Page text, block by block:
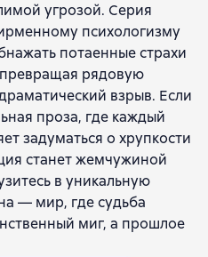
угрозой. Серия
психологизму
потаенные страхи
рядовую
взрыв. Если
проза, где каждый
задуматься о хрупкости
станет жемчужиной
в уникальную
— мир, где судьба
миг, а прошлое